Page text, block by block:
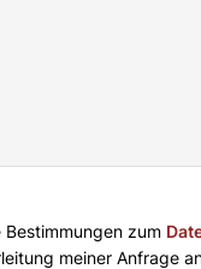
zum
meiner Anfrage